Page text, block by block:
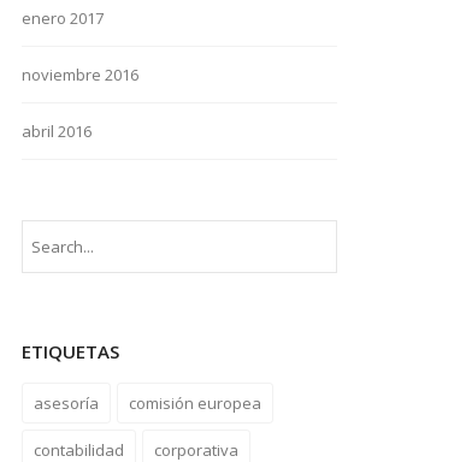
enero 2017
noviembre 2016
abril 2016
ETIQUETAS
asesoría comisión europea
contabilidad corporativa